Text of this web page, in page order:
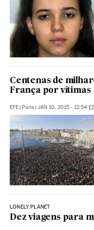
Centenas de
França por vítimas
EFE | Paris | JAN 10, 2015 - 12:54
LONELY PLANET
Dez viagens para